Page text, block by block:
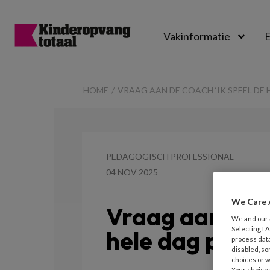
Vakinformatie
HOME VRAAG AAN DE COACH ‘IK SPEEL
PEDAGOGISCH PROFESSIONAL
04 NOV 2025
Vraag aan de
hele dag
We Care
We and our
Selecting I
process
disabled,
choices or